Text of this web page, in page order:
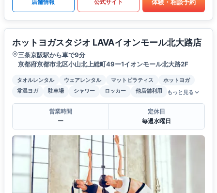
店舗情報 公式サイト 体験・相談予約
ホットヨガスタジオ LAVAイオンモール北大路店
三条京阪駅から車で9分
京都府京都市北区小山北上総町49ー1イオンモール北大路2F
タオルレンタル ウェアレンタル マットピラティス
ホットヨガ
常温ヨガ
駐車場 シャワー ロッカー 他店舗利用 もっと見る
営業時間
ー
定休日
毎週水曜日